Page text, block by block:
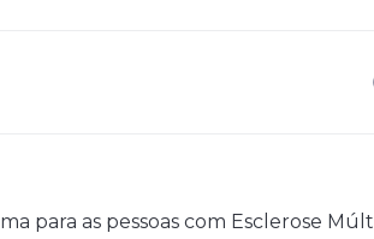
para as pessoas com Esclerose